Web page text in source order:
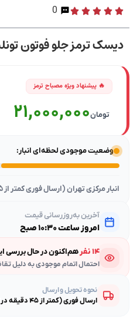
0
دیسک ترمز جلو فوتون
تومان21,000,000
وضعیت موجودی لحظه‌ای انبار:
انبار مرکزی تهران (ارسال فوری کمتر از ۴۵ دقیقه)
آخرین به‌روزرسانی قیمت
امروز ساعت ۱۰:۳۰ صبح
۱۴ نفر هم‌اکنون در حال
احتمال اتمام موجودی به دلیل
نحوه تحویل و ارسال
ارسال فوری (کمتر از ۴۵ دقیقه در تهران)